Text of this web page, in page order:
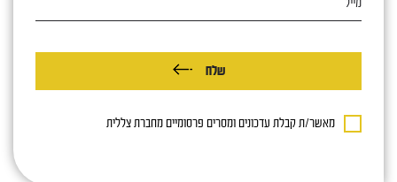
שלח
מאשר/ת קבלת עדכונים ומסרים פרסומיים מחברת צללית